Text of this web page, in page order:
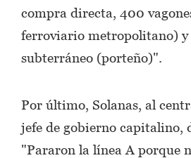
compra directa, 400
ferroviario metropolitano) y
subterráneo (porteño)".
Por último, Solanas, al
jefe de gobierno capitalino,
"Pararon la línea A porque